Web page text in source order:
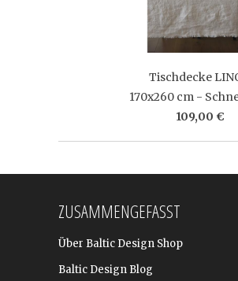
Tischdecke
170x260 cm -
109,00 €
ZUSAMMENGEFASST
Über Baltic Design Shop
Baltic Design Blog